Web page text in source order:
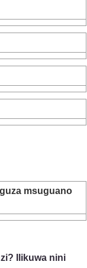
msuguano
Ilikuwa nini